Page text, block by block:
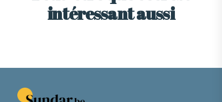
intéressant aussi